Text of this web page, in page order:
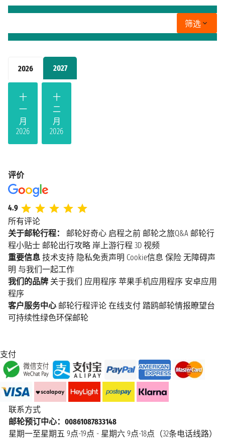
2026 2027
十
一
月
2026
十
二
月
2026
筛选
评价
4.9
所有评论
关于邮轮行程：
邮轮好奇心 启程之前 邮轮之旅Q&A 邮轮行
程小贴士 邮轮出行攻略 岸上游行程 3D 视频
重要信息 技术支持 隐私免责声明 Cookie信息 保险 无障碍声
明 与我们一起工作
我们的品牌 关于我们 应用程序 苹果手机应用程序 安卓应用
程序
客户服务中心 邮轮行程评论 在线支付 踏鸥邮轮情报瞭望台
可持续性绿色环保邮轮
支付
联系方式
邮轮预订中心：00861087833148
星期一至星期五 9点-19点 - 星期六 9点-18点（32条电话线路）